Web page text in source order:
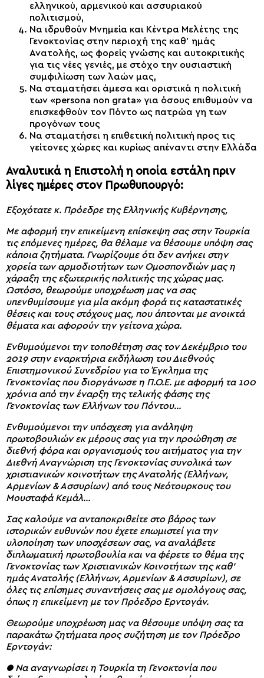
ελληνικού, αρμενικού και ασσυριακού
πολιτισμού,
Να ιδρυθούν Μνημεία και Κέντρα Μελέτης της
Γενοκτονίας στην περιοχή της καθ’ ημάς
Ανατολής, ως φορείς γνώσης και αυτοκριτικής
για τις νέες γενιές, με στόχο την ουσιαστική
συμφιλίωση των λαών μας,
Να σταματήσει άμεσα και οριστικά η πολιτική
των «persona non grata» για όσους επιθυμούν να
επισκεφθούν τον Πόντο ως πατρώα γη των
προγόνων τους
Να σταματήσει η επιθετική πολιτική προς τις
γείτονες χώρες και κυρίως απέναντι στην Ελλάδα
Αναλυτικά η Επιστολή η οποία εστάλη πριν
λίγες ημέρες στον Πρωθυπουργό:
Εξοχότατε κ. Πρόεδρε της Ελληνικής Κυβέρνησης,
Με αφορμή την επικείμενη επίσκεψη σας στην Τουρκία
τις επόμενες ημέρες, θα θέλαμε να θέσουμε υπόψη σας
κάποια ζητήματα. Γνωρίζουμε ότι δεν ανήκει στην
χορεία των αρμοδιοτήτων των Ομοσπονδιών μας η
χάραξη της εξωτερικής πολιτικής της χώρας μας.
Ωστόσο, θεωρούμε υποχρέωση μας να σας
υπενθυμίσουμε για μία ακόμη φορά τις καταστατικές
θέσεις και τους στόχους μας, που άπτονται με ανοικτά
θέματα και αφορούν την γείτονα χώρα.
Ενθυμούμενοι την τοποθέτηση σας τον Δεκέμβριο του
2019 στην εναρκτήρια εκδήλωση του Διεθνούς
Επιστημονικού Συνεδρίου για το Έγκλημα της
Γενοκτονίας που διοργάνωσε η Π.Ο.Ε. με αφορμή τα 100
χρόνια από την έναρξη της τελικής φάσης της
Γενοκτονίας των Ελλήνων του Πόντου…
Ενθυμούμενοι την υπόσχεση για ανάληψη
πρωτοβουλιών εκ μέρους σας για την προώθηση σε
διεθνή φόρα και οργανισμούς του αιτήματος για την
Διεθνή Αναγνώριση της Γενοκτονίας συνολικά των
χριστιανικών κοινοτήτων της Ανατολής (Ελλήνων,
Αρμενίων & Ασσυρίων) από τους Νεότουρκους του
Μουσταφά Κεμάλ…
Σας καλούμε να ανταποκριθείτε στο βάρος των
ιστορικών ευθυνών που έχετε επωμιστεί για την
υλοποίηση των υποσχέσεων σας, να αναλάβετε
διπλωματική πρωτοβουλία και να φέρετε το θέμα της
Γενοκτονίας των Χριστιανικών Κοινοτήτων της καθ’
ημάς Ανατολής (Ελλήνων, Αρμενίων & Ασσυρίων), σε
όλες τις επίσημες συναντήσεις σας με ομολόγους σας,
όπως η επικείμενη με τον Πρόεδρο Ερντογάν.
Θεωρούμε υποχρέωση μας να θέσουμε υπόψη σας τα
παρακάτω ζητήματα προς συζήτηση με τον Πρόεδρο
Ερντογάν:
● Να αναγνωρίσει η Τουρκία τη Γενοκτονία που